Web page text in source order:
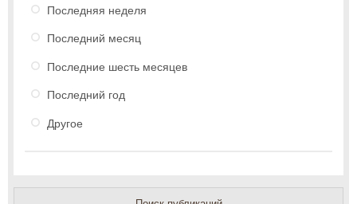
Последняя неделя
Последний месяц
Последние шесть месяцев
Последний год
Другое